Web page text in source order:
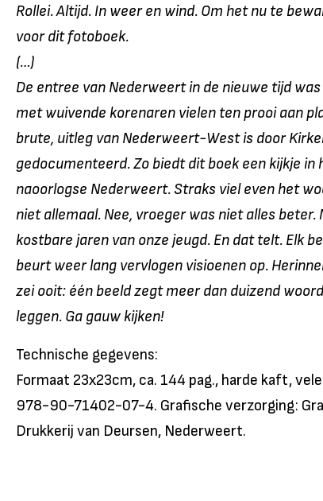
Rollei. Altijd. In weer en wind. Om het nu te
voor dit fotoboek.
(…)
De entree van Nederweert in de nieuwe tijd
met wuivende korenaren vielen ten prooi aan
brute, uitleg van Nederweert-West is door
gedocumenteerd. Zo biedt dit boek een kijkje in
naoorlogse Nederweert. Straks viel even het
niet allemaal. Nee, vroeger was niet alles
kostbare jaren van onze jeugd. En dat telt. Elk
beurt weer lang vervlogen visioenen op.
zei ooit: één beeld zegt meer dan duizend
leggen. Ga gauw kijken!
Technische gegevens:
Formaat 23x23cm, ca. 144 pag., harde kaft,
978-90-71402-07-4. Grafische verzorging:
Drukkerij van Deursen, Nederweert.